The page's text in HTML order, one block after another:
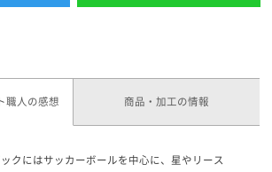
職人の感想 商品・加工の情報
ックにはサッカーボールを中心に、星やリース